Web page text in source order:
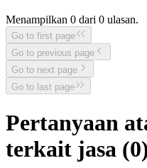
Menampilkan 0 dari 0 ulasan.
Go to first page
Go to previous page
Go to next page
Go to last page
Pertanyaan
terkait jasa (0